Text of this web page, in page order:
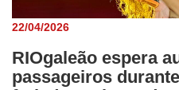
22/04/2026
RIOgaleão espera
passageiros